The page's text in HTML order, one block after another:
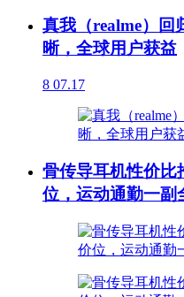
真我（realme）回
晰，全球用户获益
8 07.17
骨传导耳机性价比
位，运动通勤一副